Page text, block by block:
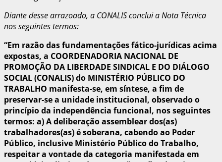
Diante desse arrazoado, a CONALIS conclui a Nota Técnica
nos seguintes termos:
“Em razão das fundamentações fático-jurídicas acima
expostas, a COORDENADORIA NACIONAL DE
PROMOÇÃO DA LIBERDADE SINDICAL E DO DIÁLOGO
SOCIAL (CONALIS) do MINISTÉRIO PÚBLICO DO
TRABALHO manifesta-se, em síntese, a fim de
preservar-se a unidade institucional, observado o
princípio da independência funcional, nos seguintes
termos: a) A deliberação assemblear dos(as)
trabalhadores(as) é soberana, cabendo ao Poder
Público, inclusive Ministério Público do Trabalho,
respeitar a vontade da categoria manifestada em